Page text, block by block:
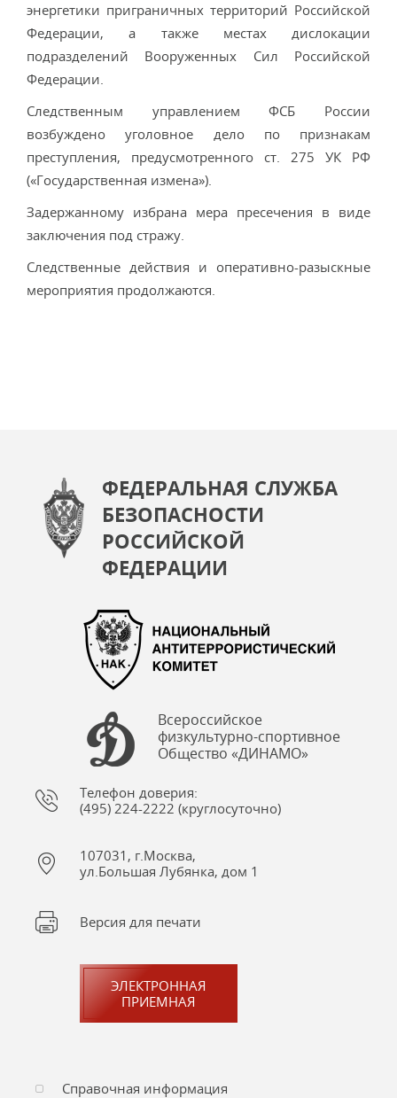
энергетики приграничных территорий Российской
Федерации, а также местах дислокации
подразделений Вооруженных Сил Российской
Федерации.
Следственным управлением ФСБ России
возбуждено уголовное дело по признакам
преступления, предусмотренного ст. 275 УК РФ
(«Государственная измена»).
Задержанному избрана мера пресечения в виде
заключения под стражу.
Следственные действия и оперативно-разыскные
мероприятия продолжаются.
ФЕДЕРАЛЬНАЯ СЛУЖБА
БЕЗОПАСНОСТИ
РОССИЙСКОЙ
ФЕДЕРАЦИИ
Всероссийское
физкультурно-спортивное
Общество «ДИНАМО»
Телефон доверия:
(495) 224-2222 (круглосуточно)
107031, г.Москва,
ул.Большая Лубянка, дом 1
Версия для печати
ЭЛЕКТРОННАЯ
ПРИЕМНАЯ
Справочная информация